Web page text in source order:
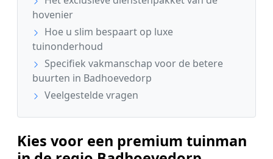
hovenier
Hoe u slim bespaart op luxe
tuinonderhoud
Specifiek vakmanschap voor de betere
buurten in Badhoevedorp
Veelgestelde vragen
Kies voor een premium tuinman